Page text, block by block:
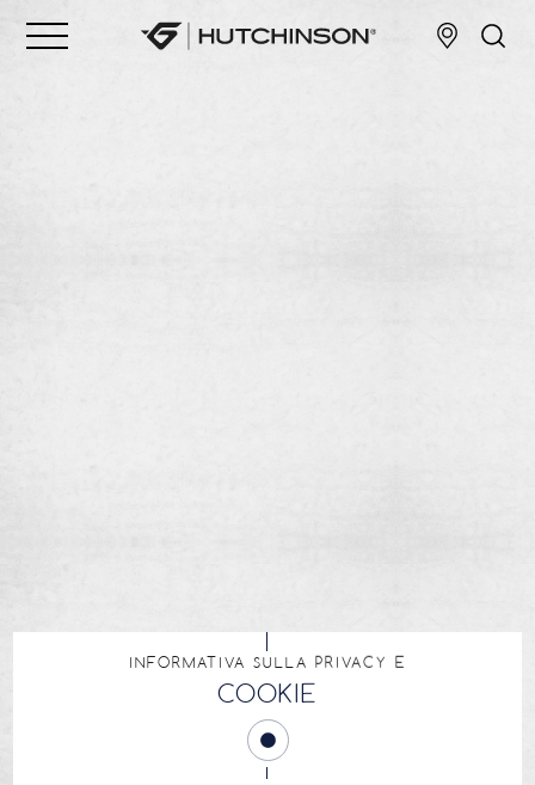
INFORMATIVA SULLA PRIVACY E
COOKIE